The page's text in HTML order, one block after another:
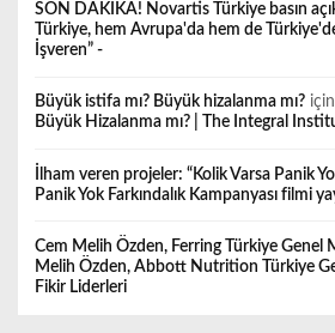
SON DAKİKA! Novartis Türkiye basın
Türkiye, hem Avrupa'da hem de
İşveren” -
Büyük istifa mı? Büyük hizalanma mı? için
Büyük Hizalanma mı? | The Integral
İlham veren projeler: “Kolik Varsa Panik
Panik Yok Farkındalık Kampanyası filmi
Cem Melih Özden, Ferring Türkiye Genel
Melih Özden, Abbott Nutrition Türkiye
Fikir Liderleri